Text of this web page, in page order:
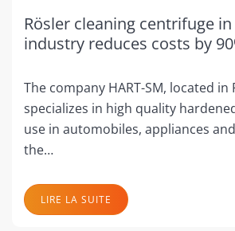
Rösler cleaning centrifuge
industry reduces costs by
The company HART-SM, located in
specializes in high quality
use in automobiles, appliances
the…
LIRE LA SUITE